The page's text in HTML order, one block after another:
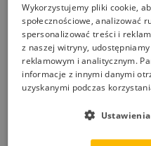
barwnych stołów z żywicy.
biżuterii i innych prac
Błędy i problemy
Podczas pracy z żywicą
błąd. Jeśli boisz się
napotkać podczas pracy.
podczas pracy z żywicą.
Wykorzystujemy pliki cookie,
społecznościowe, analizować
spersonalizować treści i
z naszej witryny,
reklamowym i analitycznym.
informacje z innymi danymi
uzyskanymi podczas